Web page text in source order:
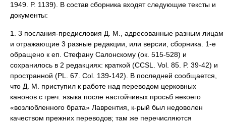
1949. P. 1139). В состав сборника входят следующие тексты и
документы:
1. 3 послания-предисловия Д. М., адресованные разным лицам
и отражающие 3 разные редакции, или версии, сборника. 1-е
обращено к еп. Стефану Салонскому (ок. 515-528) и
сохранилось в 2 редакциях: краткой (CCSL. Vol. 85. P. 39-42) и
пространной (PL. 67. Col. 139-142). В последней сообщается,
что Д. М. приступил к работе над переводом церковных
канонов с греч. языка после настойчивых просьб некоего
«возлюбленного брата» Лаврентия, к-рый был недоволен
качеством прежних переводов; там же перечисляются